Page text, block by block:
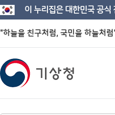
이 누리집은 대한민국 공식
"하늘을 친구처럼, 국민을 하늘처